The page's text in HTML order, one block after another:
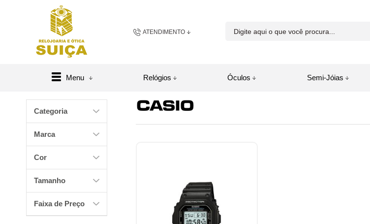
ATENDIMENTO
(48) 98481-8250
sac@relojoariaeoticasuica.com.br
Menu Relógios Óculos Semi-Jóias
Categoria
Marca
Cor
Tamanho
Faixa de Preço